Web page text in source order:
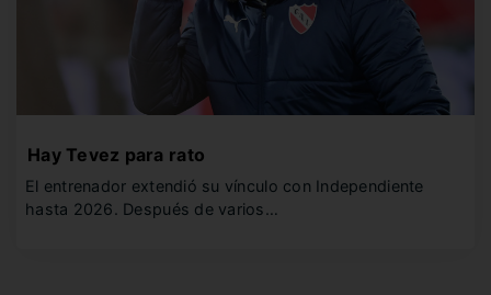
Hay Tevez para rato
El entrenador extendió su vínculo con Independiente
hasta 2026. Después de varios…